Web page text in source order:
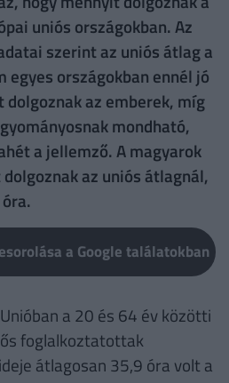
uniós országokban. Az
szerint az uniós átlag a
egyes országokban ennél jó
az emberek, míg
mondható,
a jellemző. A magyarok
az uniós átlagnál,
a Google találatokban
a 20 és 64 év közötti
foglalkoztatottak
átlagosan 35,9 óra volt a